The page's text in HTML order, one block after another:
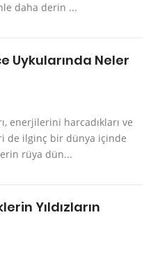
daha derin ...
Uykularında Neler
enerjilerini harcadıkları ve
de ilginç bir dünya içinde
rüya dün...
Yıldızların